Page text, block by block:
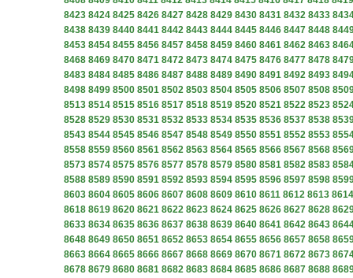
8423 8424 8425 8426 8427 8428 8429 8430 8431 8432 8433
8438 8439 8440 8441 8442 8443 8444 8445 8446 8447 8448
8453 8454 8455 8456 8457 8458 8459 8460 8461 8462 8463
8468 8469 8470 8471 8472 8473 8474 8475 8476 8477 8478
8483 8484 8485 8486 8487 8488 8489 8490 8491 8492 8493
8498 8499 8500 8501 8502 8503 8504 8505 8506 8507 8508
8513 8514 8515 8516 8517 8518 8519 8520 8521 8522 8523
8528 8529 8530 8531 8532 8533 8534 8535 8536 8537 8538
8543 8544 8545 8546 8547 8548 8549 8550 8551 8552 8553
8558 8559 8560 8561 8562 8563 8564 8565 8566 8567 8568
8573 8574 8575 8576 8577 8578 8579 8580 8581 8582 8583
8588 8589 8590 8591 8592 8593 8594 8595 8596 8597 8598
8603 8604 8605 8606 8607 8608 8609 8610 8611 8612 8613 8614
8618 8619 8620 8621 8622 8623 8624 8625 8626 8627 8628
8633 8634 8635 8636 8637 8638 8639 8640 8641 8642 8643
8648 8649 8650 8651 8652 8653 8654 8655 8656 8657 8658
8663 8664 8665 8666 8667 8668 8669 8670 8671 8672 8673
8678 8679 8680 8681 8682 8683 8684 8685 8686 8687 8688